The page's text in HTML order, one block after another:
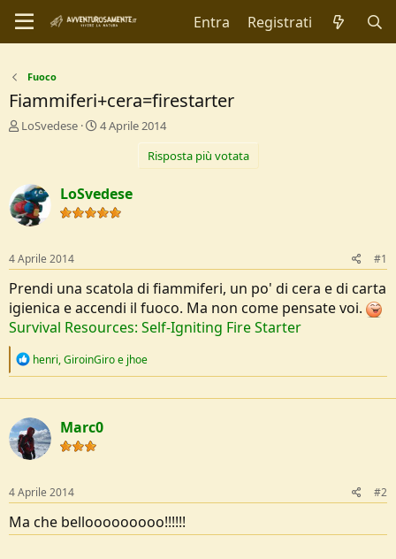
Entra Registrati
Fuoco
Fiammiferi+cera=firestarter
C
t
o
r
D
i
s
c
u
s
i
o
n
LoSvedese
D
d
i
I
z
4 Aprile 2014
Risposta più votata
LoSvedese
4 Aprile 2014 #1
Prendi una scatola di fiammiferi, un po' di cera e di carta
igienica e accendi il fuoco. Ma non come pensate voi.
Survival Resources: Self-Igniting Fire Starter
R
c
t
i
o
n
henri,GiroinGiroe jhoe
Marc0
4 Aprile 2014 #2
Ma che bellooooooooo!!!!!!